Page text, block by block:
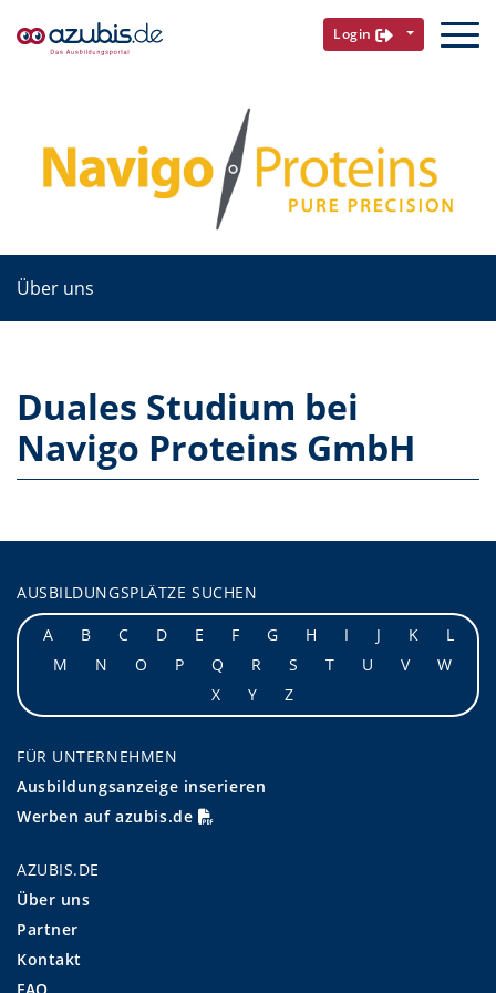
Login
Über uns
Duales Studium bei
Navigo Proteins GmbH
AUSBILDUNGSPLÄTZE SUCHEN
A
B C D E F G H I J K
L
M
N O P Q R S T U V
W
X
Y Z
FÜR UNTERNEHMEN
Ausbildungsanzeige inserieren
Werben auf azubis.de
AZUBIS.DE
Über uns
Partner
Kontakt